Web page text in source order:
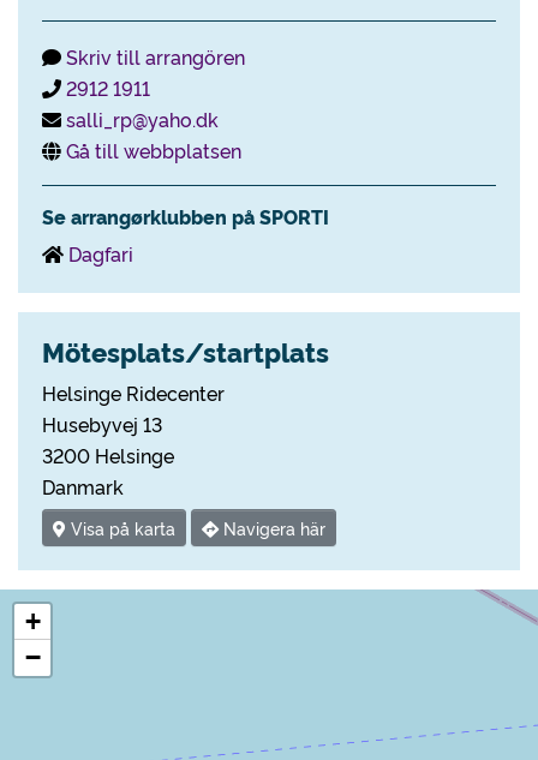
Skriv till arrangören
2912 1911
salli_rp@yaho.dk
Gå till webbplatsen
Se arrangørklubben på SPORTI
Dagfari
Mötesplats/startplats
Helsinge Ridecenter
Husebyvej 13
3200 Helsinge
Danmark
Visa på karta Navigera här
+
−